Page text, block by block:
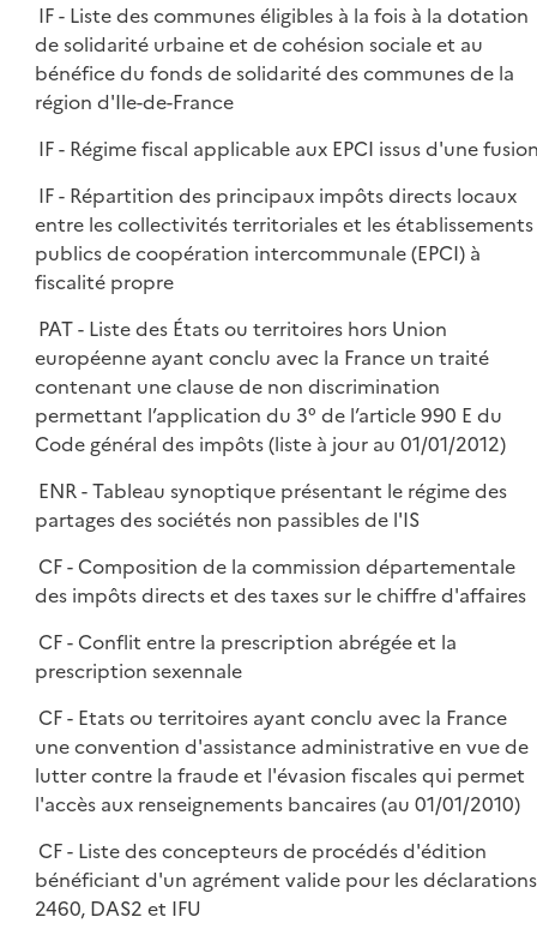
IF - Liste des communes éligibles à la fois à la dotation
de solidarité urbaine et de cohésion sociale et au
bénéfice du fonds de solidarité des communes de la
région d'Ile-de-France
IF - Régime fiscal applicable aux EPCI issus d'une
IF - Répartition des principaux impôts directs locaux
entre les collectivités territoriales et les établissements
publics de coopération intercommunale (EPCI) à
fiscalité propre
PAT - Liste des États ou territoires hors Union
européenne ayant conclu avec la France un traité
contenant une clause de non discrimination
permettant l’application du 3° de l’article 990 E du
Code général des impôts (liste à jour au 01/01/2012)
ENR - Tableau synoptique présentant le régime des
partages des sociétés non passibles de l'IS
CF - Composition de la commission départementale
des impôts directs et des taxes sur le chiffre d'affaires
CF - Conflit entre la prescription abrégée et la
prescription sexennale
CF - Etats ou territoires ayant conclu avec la France
une convention d'assistance administrative en vue de
lutter contre la fraude et l'évasion fiscales qui permet
l'accès aux renseignements bancaires (au 01/01/2010)
CF - Liste des concepteurs de procédés d'édition
bénéficiant d'un agrément valide pour les déclarations
2460, DAS2 et IFU